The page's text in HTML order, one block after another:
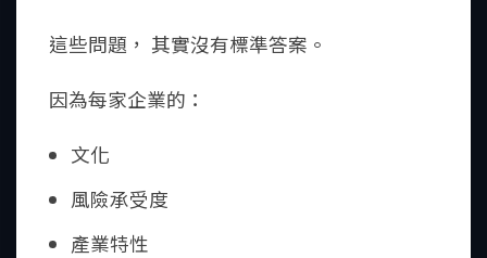
這些問題， 其實沒有標準答案。
因為每家企業的：
文化
風險承受度
產業特性